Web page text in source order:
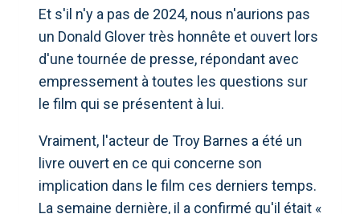
Et s'il n'y a pas de 2024, nous n'aurions pas
un Donald Glover très honnête et ouvert lors
d'une tournée de presse, répondant avec
empressement à toutes les questions sur
le film qui se présentent à lui.
Vraiment, l'acteur de Troy Barnes a été un
livre ouvert en ce qui concerne son
implication dans le film ces derniers temps.
La semaine dernière, il a confirmé qu'il était «